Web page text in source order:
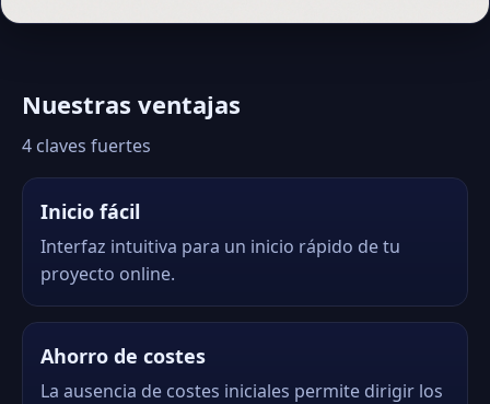
Nuestras ventajas
4 claves fuertes
Inicio fácil
Interfaz intuitiva para un inicio rápido de tu
proyecto online.
Ahorro de costes
La ausencia de costes iniciales permite dirigir los